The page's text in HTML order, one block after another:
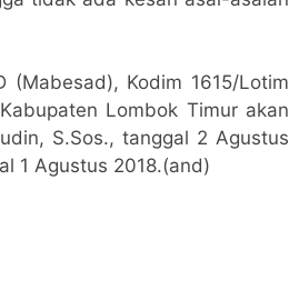
Kodim 1615/Lotim
Lombok Timur akan
S.Sos., tanggal 2 Agustus
1 Agustus 2018.(and)